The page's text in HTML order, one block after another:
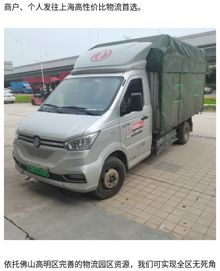
商户、个人发往上海高性价比物流首选。
依托佛山高明区完善的物流园区资源，我们可实现全区无死角